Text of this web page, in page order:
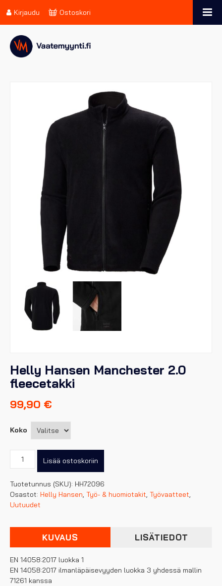
Helly Hansen Manchester 2.0
fleecetakki
99,90 €
Koko
Hansen
Manchester
2.0
fleecetakki
määrä
Lisää ostoskoriin
Tuotetunnus (SKU): HH72096
Osastot: Helly Hansen, Työ- & huomiotakit, Työvaatteet,
Uutuudet
KUVAUS LISÄTIEDOT
EN 14058:2017 luokka 1
EN 14058:2017 ilmanläpäisevyyden luokka 3 yhdessä mallin
71261 kanssa
Kirjaudu Ostoskori